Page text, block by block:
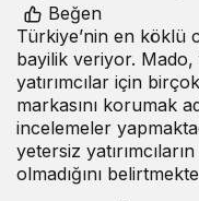
Beğen
Türkiye’nin en köklü
bayilik veriyor.
yatırımcılar için
markasını korumak
incelemeler
yetersiz
olmadığını